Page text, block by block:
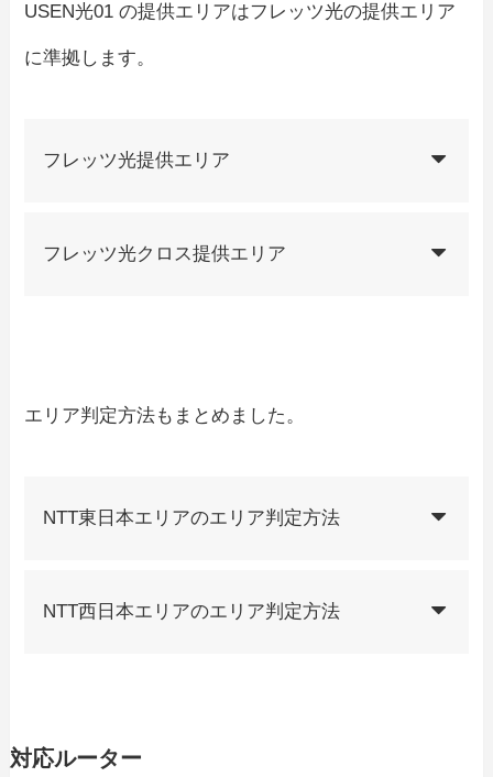
USEN光01 の提供エリアはフレッツ光の提供エリア
に準拠します。
フレッツ光提供エリア
フレッツ光クロス提供エリア
エリア判定方法もまとめました。
NTT東日本エリアのエリア判定方法
NTT西日本エリアのエリア判定方法
対応ルーター